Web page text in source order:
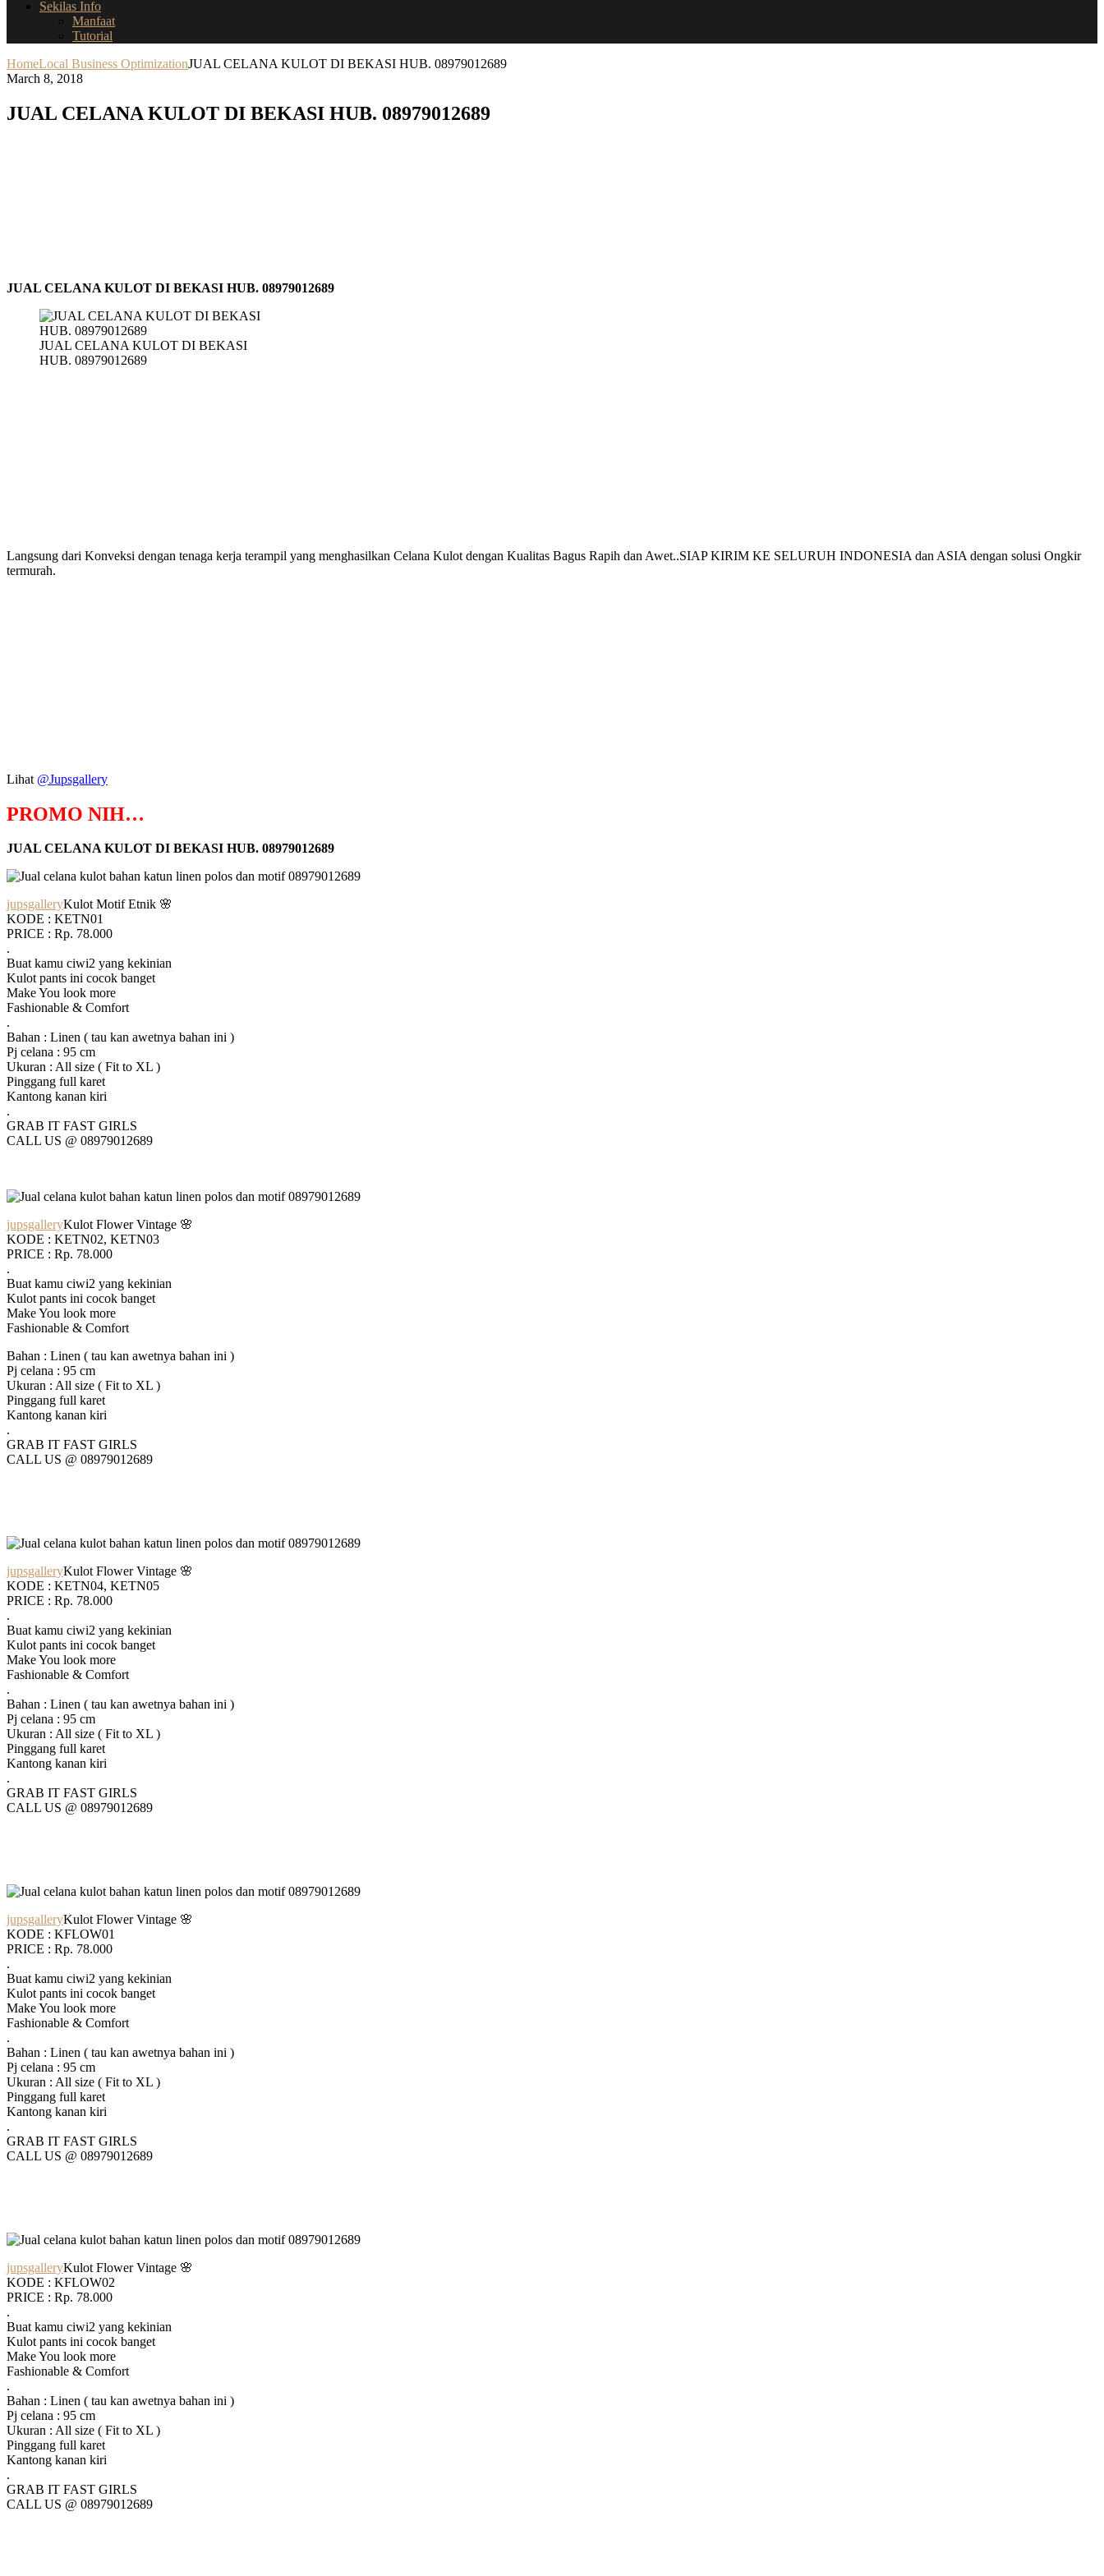
Sekilas Info
Manfaat
Tutorial
HomeLocal Business OptimizationJUAL CELANA KULOT DI BEKASI HUB. 08979012689
March 8, 2018
JUAL CELANA KULOT DI BEKASI HUB. 08979012689
JUAL CELANA KULOT DI BEKASI HUB. 08979012689
JUAL CELANA KULOT DI BEKASI
HUB. 08979012689
Langsung dari Konveksi dengan tenaga kerja terampil yang menghasilkan Celana Kulot dengan Kualitas Bagus Rapih dan Awet..SIAP KIRIM KE SELURUH INDONESIA dan ASIA dengan solusi Ongkir
termurah.
Lihat @Jupsgallery
PROMO NIH…
JUAL CELANA KULOT DI BEKASI HUB. 08979012689
jupsgalleryKulot Motif Etnik 🌸
KODE : KETN01
PRICE : Rp. 78.000
.
Buat kamu ciwi2 yang kekinian
Kulot pants ini cocok banget
Make You look more
Fashionable & Comfort
.
Bahan : Linen ( tau kan awetnya bahan ini )
Pj celana : 95 cm
Ukuran : All size ( Fit to XL )
Pinggang full karet
Kantong kanan kiri
.
GRAB IT FAST GIRLS
CALL US @ 08979012689
jupsgalleryKulot Flower Vintage 🌸
KODE : KETN02, KETN03
PRICE : Rp. 78.000
.
Buat kamu ciwi2 yang kekinian
Kulot pants ini cocok banget
Make You look more
Fashionable & Comfort
Bahan : Linen ( tau kan awetnya bahan ini )
Pj celana : 95 cm
Ukuran : All size ( Fit to XL )
Pinggang full karet
Kantong kanan kiri
.
GRAB IT FAST GIRLS
CALL US @ 08979012689
jupsgalleryKulot Flower Vintage 🌸
KODE : KETN04, KETN05
PRICE : Rp. 78.000
.
Buat kamu ciwi2 yang kekinian
Kulot pants ini cocok banget
Make You look more
Fashionable & Comfort
.
Bahan : Linen ( tau kan awetnya bahan ini )
Pj celana : 95 cm
Ukuran : All size ( Fit to XL )
Pinggang full karet
Kantong kanan kiri
.
GRAB IT FAST GIRLS
CALL US @ 08979012689
jupsgalleryKulot Flower Vintage 🌸
KODE : KFLOW01
PRICE : Rp. 78.000
.
Buat kamu ciwi2 yang kekinian
Kulot pants ini cocok banget
Make You look more
Fashionable & Comfort
.
Bahan : Linen ( tau kan awetnya bahan ini )
Pj celana : 95 cm
Ukuran : All size ( Fit to XL )
Pinggang full karet
Kantong kanan kiri
.
GRAB IT FAST GIRLS
CALL US @ 08979012689
jupsgalleryKulot Flower Vintage 🌸
KODE : KFLOW02
PRICE : Rp. 78.000
.
Buat kamu ciwi2 yang kekinian
Kulot pants ini cocok banget
Make You look more
Fashionable & Comfort
.
Bahan : Linen ( tau kan awetnya bahan ini )
Pj celana : 95 cm
Ukuran : All size ( Fit to XL )
Pinggang full karet
Kantong kanan kiri
.
GRAB IT FAST GIRLS
CALL US @ 08979012689